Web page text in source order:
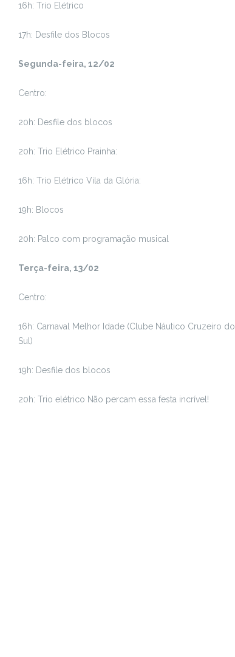
16h: Trio Elétrico
17h: Desfile dos Blocos
Segunda-feira, 12/02
Centro:
20h: Desfile dos blocos
20h: Trio Elétrico Prainha:
16h: Trio Elétrico Vila da Glória:
19h: Blocos
20h: Palco com programação musical
Terça-feira, 13/02
Centro:
16h: Carnaval Melhor Idade (Clube Náutico Cruzeiro do
Sul)
19h: Desfile dos blocos
20h: Trio elétrico Não percam essa festa incrível!